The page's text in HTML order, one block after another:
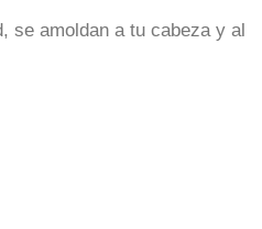
se amoldan a tu cabeza y al